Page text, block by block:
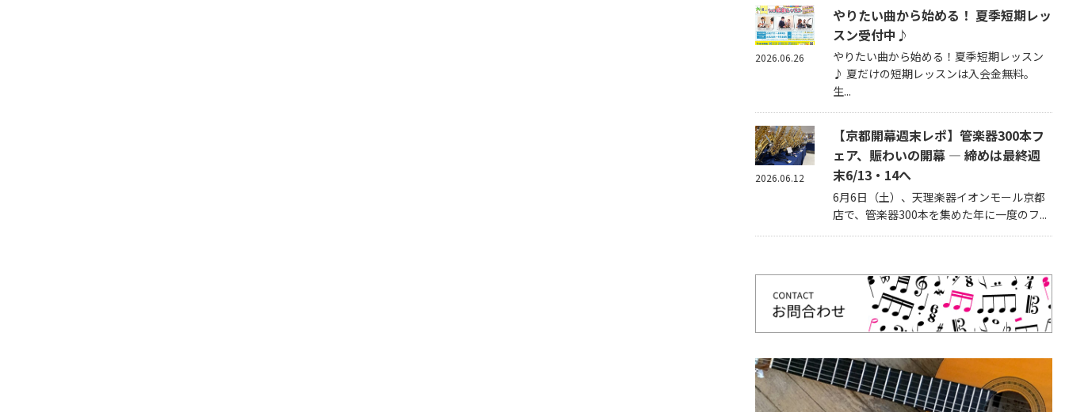
やりたい曲から始める！ 夏季短期レッ
スン受付中♪
やりたい曲から始める！夏季短期レッスン
♪ 夏だけの短期レッスンは入会金無料。
生...
2026.06.26
【京都開幕週末レポ】管楽器300本フ
ェア、賑わいの開幕 — 締めは最終週
末6/13・14へ
6月6日（土）、天理楽器イオンモール京都
店で、管楽器300本を集めた年に一度のフ...
2026.06.12